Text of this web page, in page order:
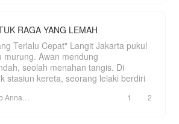
RAGA YANG LEMAH
Langit Jakarta pukul
murung. Awan mendung
seolah menahan tangis. Di
stasiun kereta, seorang lelaki berdiri
1 2